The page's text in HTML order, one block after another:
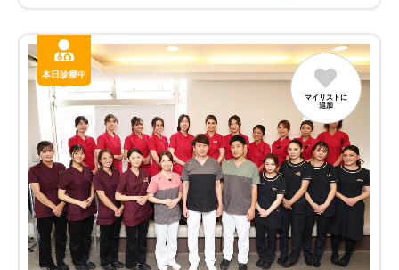
本日診療中
マイリストに
追加